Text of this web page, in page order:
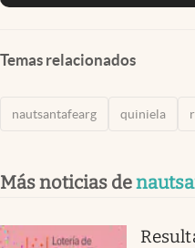
Temas relacionados
nautsantafearg quiniela
Más noticias de